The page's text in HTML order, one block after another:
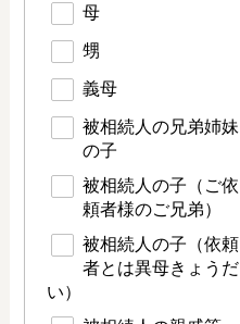
母
甥
義母
被相続人の兄弟姉妹
の子
被相続人の子（ご依
頼者様のご兄弟）
被相続人の子（依頼
者とは異母きょうだ
い）